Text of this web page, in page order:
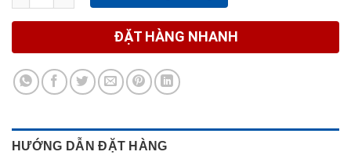
ĐẶT HÀNG NHANH
HƯỚNG DẪN ĐẶT HÀNG